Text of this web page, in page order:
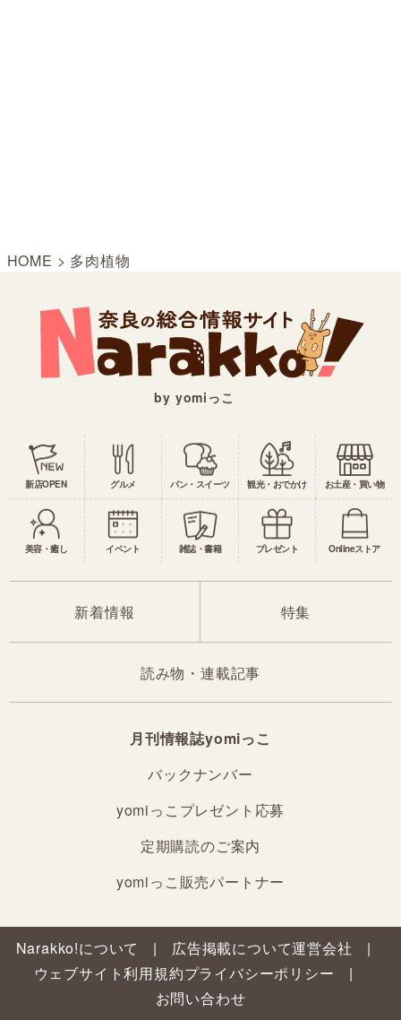
HOME > 多肉植物
by yomiっこ
新店OPEN グルメ パン・スイーツ 観光・おでかけ お土産・買い物
美容・癒し イベント 雑誌・書籍 プレゼント Onlineストア
新着情報 特集
読み物・連載記事
月刊情報誌yomiっこ
バックナンバー
yomiっこプレゼント応募
定期購読のご案内
yomiっこ販売パートナー
Narakko!について 広告掲載について運営会社
ウェブサイト利用規約プライバシーポリシー
お問い合わせ